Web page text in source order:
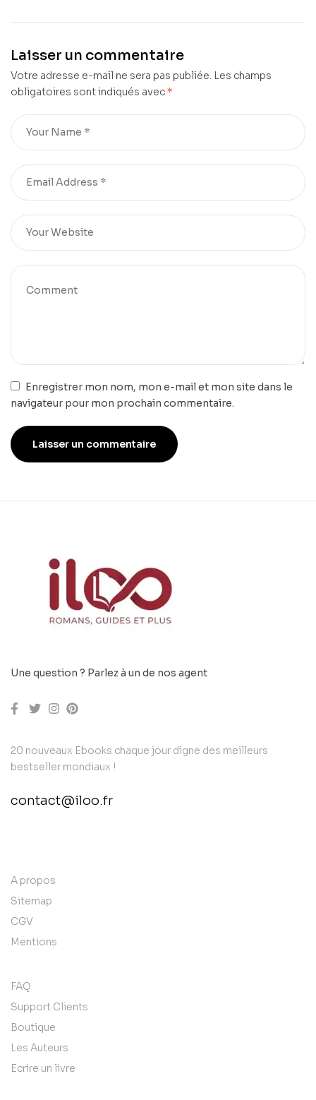
chaînes
terrorisent
nos aînés
avec humour
Pourquoi
Vaut Plus Un
Prompt
Laisser un commentaire
Votre adresse e-mail ne sera pas publiée. Les champs
obligatoires sont indiqués avec*
Enregistrer mon nom, mon e-mail et mon site dans le
navigateur pour mon prochain commentaire.
Une question ? Parlez à un de nos agent
20 nouveaux Ebooks chaque jour digne des meilleurs
bestseller mondiaux !
contact@iloo.fr
A propos
Sitemap
CGV
Mentions
FAQ
Support Clients
Boutique
Les Auteurs
Ecrire un livre